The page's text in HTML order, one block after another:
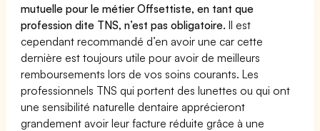
mutuelle pour le métier Offsettiste, en tant que
profession dite TNS, n’est pas obligatoire.Il est
cependant recommandé d’en avoir une car cette
dernière est toujours utile pour avoir de meilleurs
remboursements lors de vos soins courants. Les
professionnels TNS qui portent des lunettes ou qui ont
une sensibilité naturelle dentaire apprécieront
grandement avoir leur facture réduite grâce à une